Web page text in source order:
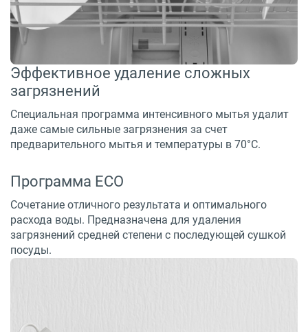
Эффективное удаление сложных
загрязнений
Специальная программа интенсивного мытья удалит
даже самые сильные загрязнения за счет
предварительного мытья и температуры в 70°С.
Программа ECO
Сочетание отличного результата и оптимального
расхода воды. Предназначена для удаления
загрязнений средней степени с последующей сушкой
посуды.